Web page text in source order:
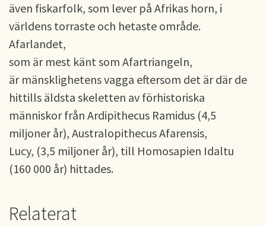
även fiskarfolk, som lever på Afrikas horn, i
världens torraste och hetaste område.
Afarlandet,
som är mest känt som Afartriangeln,
är mänsklighetens vagga eftersom det är där de
hittills äldsta skeletten av förhistoriska
människor från Ardipithecus Ramidus (4,5
miljoner år), Australopithecus Afarensis,
Lucy, (3,5 miljoner år), till Homosapien Idaltu
(160 000 år) hittades.
Relaterat